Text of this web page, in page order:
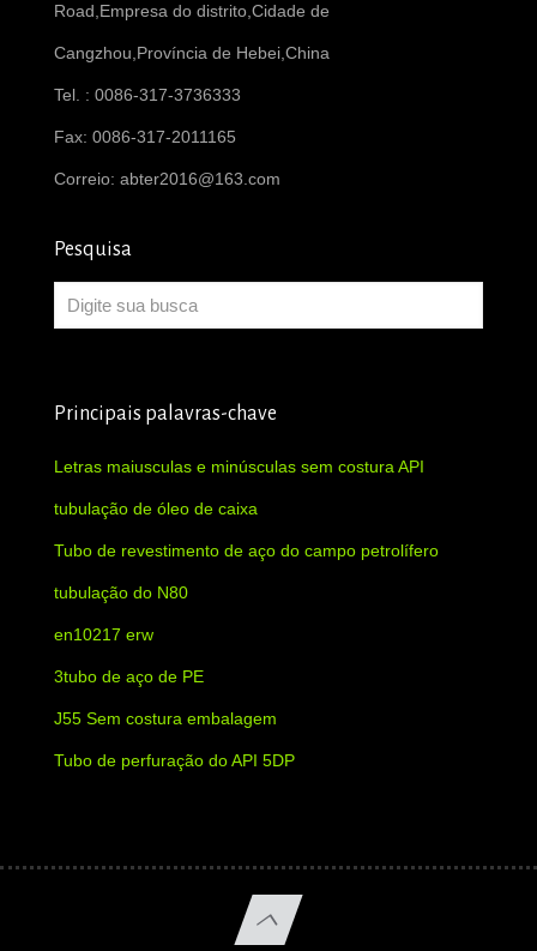
Road,Empresa do distrito,Cidade de
Cangzhou,Província de Hebei,China
Tel. : 0086-317-3736333
Fax: 0086-317-2011165
Correio: abter2016@163.com
Pesquisa
Principais palavras-chave
Letras maiusculas e minúsculas sem costura API
tubulação de óleo de caixa
Tubo de revestimento de aço do campo petrolífero
tubulação do N80
en10217 erw
3tubo de aço de PE
J55 Sem costura embalagem
Tubo de perfuração do API 5DP